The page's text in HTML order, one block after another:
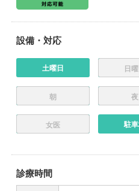
設備・対応
土曜日 日
朝 夜
女医 駐
診療時間